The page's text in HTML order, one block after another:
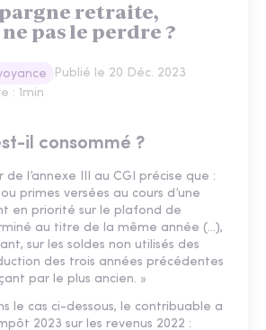
retraite,
pas le perdre ?
Publié le 20 Déc. 2023
: 1min
il consommé ?
de l’annexe III au CGI précise que :
primes versées au cours d’une
en priorité sur le plafond de
au titre de la même année (…),
sur les soldes non utilisés des
des trois années précédentes
par le plus ancien. »
le cas ci-dessous, le contribuable a
2023 sur les revenus 2022 :